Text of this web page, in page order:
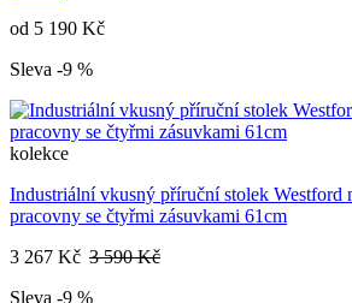
od 5 190 Kč
Sleva -9 %
kolekce
Industriální vkusný příruční stolek Westford
pracovny se čtyřmi zásuvkami 61cm
3 267 Kč 3 590 Kč
Sleva -9 %